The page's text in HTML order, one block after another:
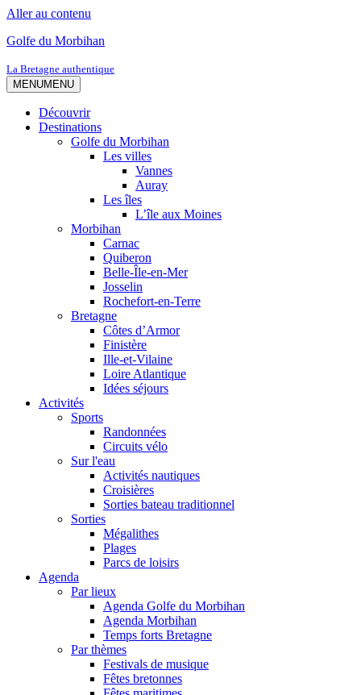
Aller au contenu
Golfe du Morbihan
La Bretagne authentique
MENUMENU
Découvrir
Destinations
Golfe du Morbihan
Les villes
Vannes
Auray
Les îles
L’île aux Moines
Morbihan
Carnac
Quiberon
Belle-Île-en-Mer
Josselin
Rochefort-en-Terre
Bretagne
Côtes d’Armor
Finistère
Ille-et-Vilaine
Loire Atlantique
Idées séjours
Activités
Sports
Randonnées
Circuits vélo
Sur l'eau
Activités nautiques
Croisières
Sorties bateau traditionnel
Sorties
Mégalithes
Plages
Parcs de loisirs
Agenda
Par lieux
Agenda Golfe du Morbihan
Agenda Morbihan
Temps forts Bretagne
Par thèmes
Festivals de musique
Fêtes bretonnes